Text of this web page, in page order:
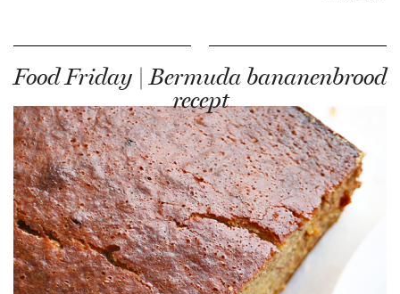
Food Friday | Bermuda bananenbrood
recept